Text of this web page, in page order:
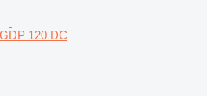
120 DC